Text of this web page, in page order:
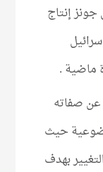
إنتاج
ماضية .
عن صفاته
حيث
بهدف